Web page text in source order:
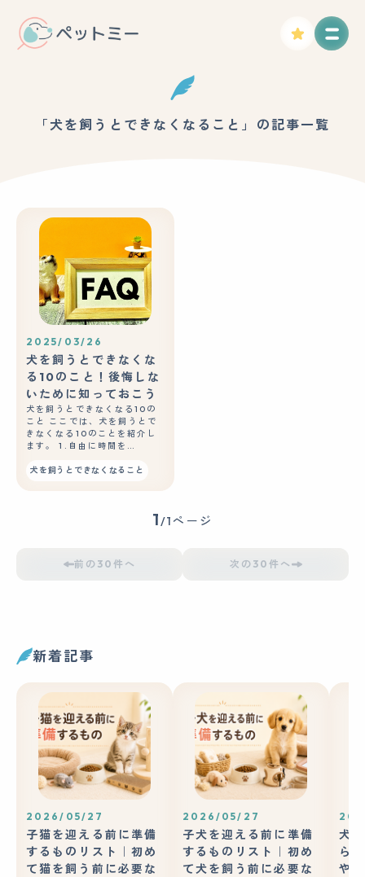
「犬を飼うとできなくなること」の記事一覧
2025/03/26
犬を飼うとできなくな
る10のこと！後悔しな
いために知っておこう
犬を飼うとできなくなる10の
こと ここでは、犬を飼うとで
きなくなる10のことを紹介し
ます。 1.自由に時間を…
犬を飼うとできなくなること
1/1ページ
前の30件へ 次の30件へ
新着記事
2026/05/27
子猫を迎える前に準備
するものリスト｜初め
て猫を飼う前に必要な
2026/05/27
子犬を迎える前に準備
するものリスト｜初め
て犬を飼う前に必要な
犬
ら
や